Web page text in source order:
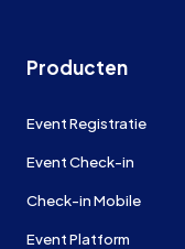
Producten
Event Registratie
Event Check-in
Check-in Mobile
Event Platform